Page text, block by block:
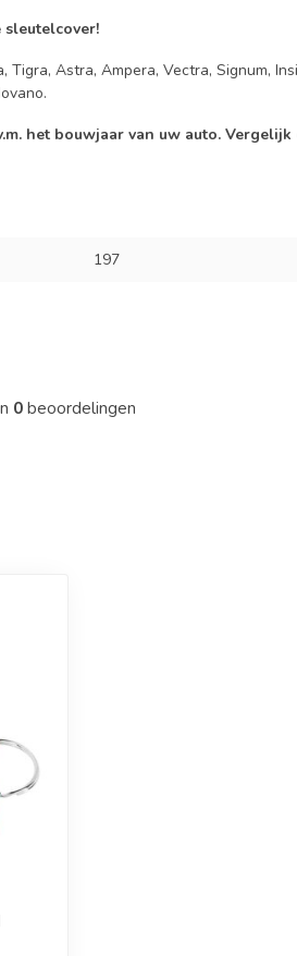
sleutelcover!
Astra, Ampera, Vectra, Signum,
het bouwjaar van uw auto.
197
0beoordelingen